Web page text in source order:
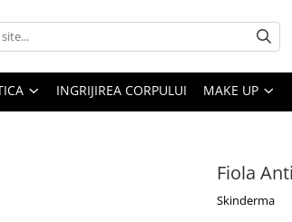
INGRIJIREA CORPULUI MAKE UP
Fiola
Skinderma